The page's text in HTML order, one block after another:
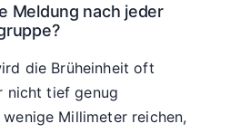
Meldung nach jeder
die Brüheinheit oft
nicht tief genug
Millimeter reichen,